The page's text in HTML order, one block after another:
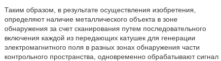
Таким образом, в результате осуществления изобретения,
определяют наличие металлического объекта в зоне
обнаружения за счет сканирования путем последовательного
включения каждой из передающих катушек для генерации
электромагнитного поля в разных зонах обнаружения части
контрольного пространства, одновременно обрабатывают сигнал